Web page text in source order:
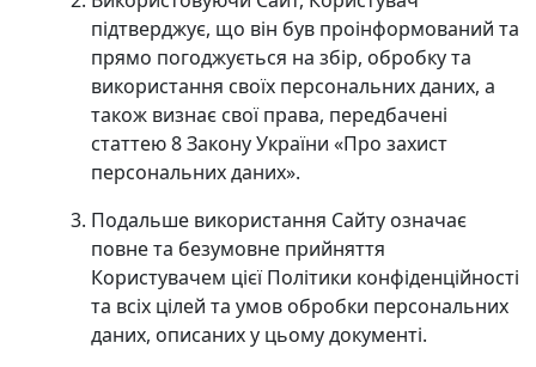
підтверджує, що він був проінформований та
прямо погоджується на збір, обробку та
використання своїх персональних даних, а
також визнає свої права, передбачені
статтею 8 Закону України «Про захист
персональних даних».
Подальше використання Сайту означає
повне та безумовне прийняття
Користувачем цієї Політики конфіденційності
та всіх цілей та умов обробки персональних
даних, описаних у цьому документі.